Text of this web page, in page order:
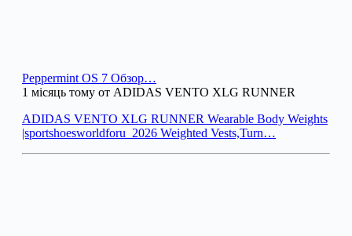
Peppermint OS 7 Обзор…
1 місяць тому от ADIDAS VENTO XLG RUNNER
ADIDAS VENTO XLG RUNNER Wearable Body Weights
|sportshoesworldforu_2026 Weighted Vests,Turn…